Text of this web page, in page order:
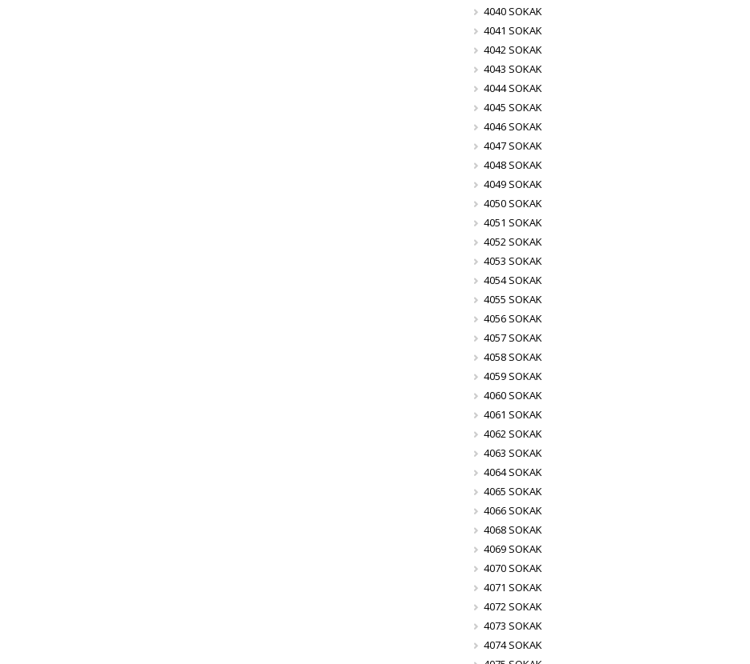
4040 SOKAK
4041 SOKAK
4042 SOKAK
4043 SOKAK
4044 SOKAK
4045 SOKAK
4046 SOKAK
4047 SOKAK
4048 SOKAK
4049 SOKAK
4050 SOKAK
4051 SOKAK
4052 SOKAK
4053 SOKAK
4054 SOKAK
4055 SOKAK
4056 SOKAK
4057 SOKAK
4058 SOKAK
4059 SOKAK
4060 SOKAK
4061 SOKAK
4062 SOKAK
4063 SOKAK
4064 SOKAK
4065 SOKAK
4066 SOKAK
4068 SOKAK
4069 SOKAK
4070 SOKAK
4071 SOKAK
4072 SOKAK
4073 SOKAK
4074 SOKAK